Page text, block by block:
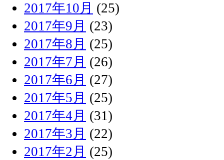
2017年10月 (25)
2017年9月 (23)
2017年8月 (25)
2017年7月 (26)
2017年6月 (27)
2017年5月 (25)
2017年4月 (31)
2017年3月 (22)
2017年2月 (25)